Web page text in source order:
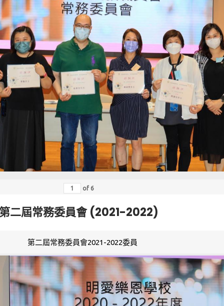
of 6
二屆常務委員會 (2021-2022)
第二屆常務委員會2021-2022委員